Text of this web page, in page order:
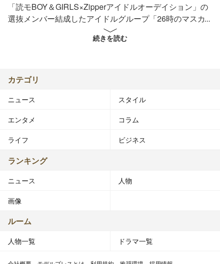
「読モBOY＆GIRLS×Zipperアイドルオーデイション」の
選抜メンバー結成したアイドルグループ「26時のマスカ
レイド」（通称：ニジマス）のセンター。2016年10月30
日にお披露目され、現在は5人で活動している。2017年7
ター。「いたずら大好きかまってちゃん」。メンバーから
2018年6月、週刊ヤングジャンプ『制コレ18（いちは
ち）』にエントリー。
出典：フリー百科事典『ウィキペディア（Wikipedia）』
続きを読む
カテゴリ
ニュース スタイル
エンタメ コラム
ライフ ビジネス
ランキング
ニュース 人物
画像
ルーム
人物一覧 ドラマ一覧